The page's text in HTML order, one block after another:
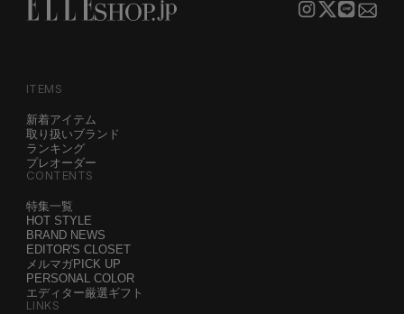
ITEMS
新着アイテム
取り扱いブランド
ランキング
プレオーダー
CONTENTS
特集一覧
HOT STYLE
BRAND NEWS
EDITOR'S CLOSET
メルマガPICK UP
PERSONAL COLOR
エディター厳選ギフト
LINKS